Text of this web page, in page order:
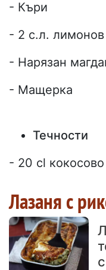
- Къри
- 2 с.л. лимонов
- Нарязан
- Мащерка
Течности
- 20 cl
Лазаня с